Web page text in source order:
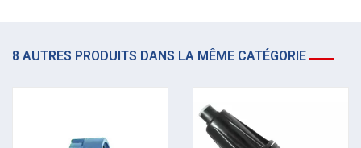
8 AUTRES PRODUITS DANS LA MÊME CATÉGORIE